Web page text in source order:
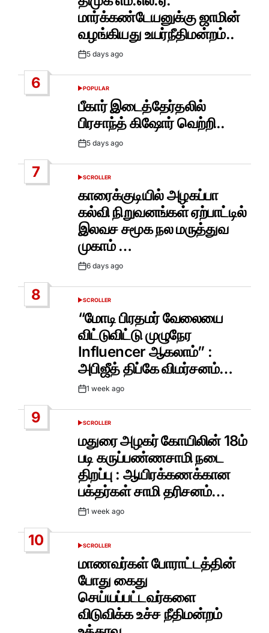
மார்க்கண்டேயனுக்கு ஜாமின்
வழங்கியது உயர்நீதிமன்றம்..
Post5 days ago
6
POSTED
IN
POPULAR
பீகார் இடைத்தேர்தலில்
பிரசாந்த் கிஷோர் வெற்றி..
Post5 days ago
7
POSTED
SCROLLER
காரைக்குடியில் அழகப்பா
கல்வி நிறுவனங்கள் ஏற்பாட்டில்
இலவச சமூக நல மருத்துவ
முகாம் …
Post6 days ago
8
POSTED
IN
SCROLLER
“மோடி பிரதமர் வேலையை
விட்டுவிட்டு முழுநேர
Influencer ஆகலாம்” :
அபிஜீத் திப்கே விமர்சனம்…
Post1 week ago
9
POSTED
SCROLLER
மதுரை அழகர் கோயிலின் 18ம்
படி கருப்பண்ணசாமி நடை
திறப்பு : ஆயிரக்கணக்கான
பக்தர்கள் சாமி தரிசனம்…
Post1 week ago
10
POSTED
SCROLLER
மாணவர்கள் போராட்டத்தின்
போது கைது
செய்யப்பட்டவர்களை
விடுவிக்க உச்ச நீதிமன்றம்